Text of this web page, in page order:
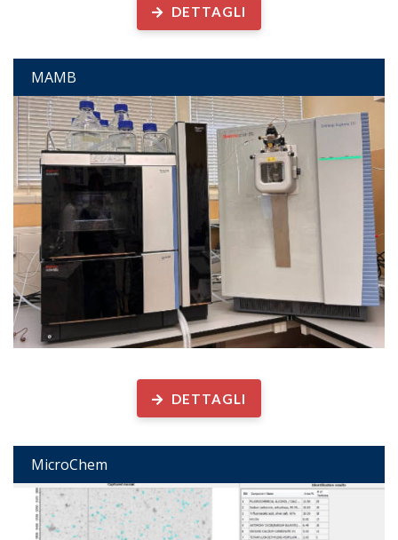
DETTAGLI
MAMB
DETTAGLI
MicroChem